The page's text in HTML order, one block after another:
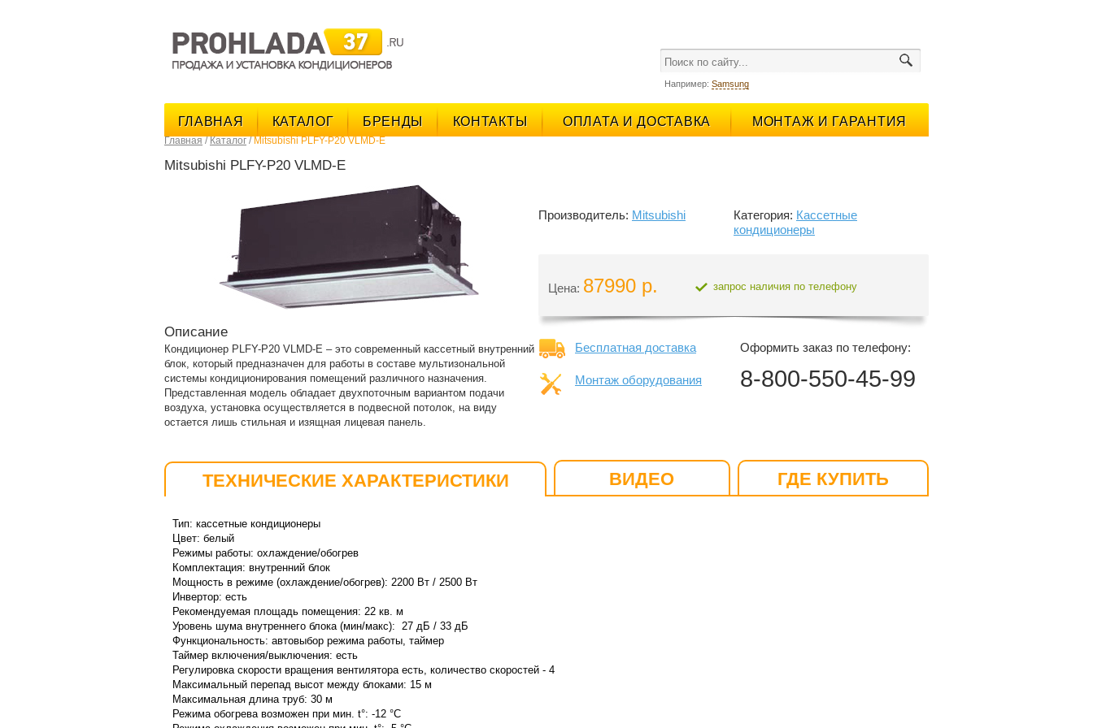
Например: Samsung
ГЛАВНАЯ КАТАЛОГ БРЕНДЫ КОНТАКТЫ ОПЛАТА И ДОСТАВКА МОНТАЖ И ГАРАНТИЯ
Главная / Каталог / Mitsubishi PLFY-P20 VLMD-E
Mitsubishi PLFY-P20 VLMD-E
Описание
Кондиционер PLFY-P20 VLMD-E – это современный кассетный внутренний
блок, который предназначен для работы в составе мультизональной
системы кондиционирования помещений различного назначения.
Представленная модель обладает двухпоточным вариантом подачи
воздуха, установка осуществляется в подвесной потолок, на виду
остается лишь стильная и изящная лицевая панель.
Производитель: Mitsubishi Категория: Кассетные
кондиционеры
Цена: 87990 р. запрос наличия по телефону
Бесплатная доставка
Монтаж оборудования
Оформить заказ по телефону:
8-800-550-45-99
ТЕХНИЧЕСКИЕ ХАРАКТЕРИСТИКИ ВИДЕО ГДЕ КУПИТЬ
Тип: кассетные кондиционеры
Цвет: белый
Режимы работы: охлаждение/обогрев
Комплектация: внутренний блок
Мощность в режиме (охлаждение/обогрев): 2200 Вт / 2500 Вт
Инвертор: есть
Рекомендуемая площадь помещения: 22 кв. м
Уровень шума внутреннего блока (мин/макс): 27 дБ / 33 дБ
Функциональность: автовыбор режима работы, таймер
Таймер включения/выключения: есть
Регулировка скорости вращения вентилятора есть, количество скоростей - 4
Максимальный перепад высот между блоками: 15 м
Максимальная длина труб: 30 м
Режима обогрева возможен при мин. t°: -12 °C